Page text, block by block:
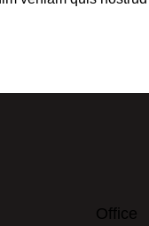
Office